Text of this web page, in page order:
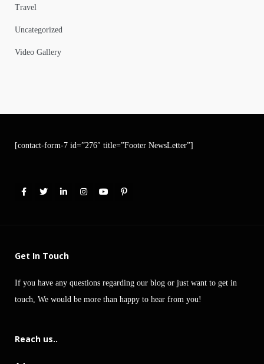
Travel
Uncategorized
Video Gallery
[contact-form-7 id=”276″ title=”Footer NewsLetter”]
Get In Touch
If you have any questions regarding our blog or just want to get in
touch, We would be more than happy to hear from you!
Reach us..